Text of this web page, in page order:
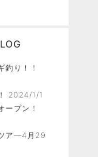
釣り！！
2024/1/1
ープン！
ア―4月29